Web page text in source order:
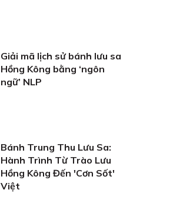
Giải mã lịch sử bánh lưu sa
Hồng Kông bằng ‘ngôn
ngữ’ NLP
Bánh Trung Thu Lưu Sa:
Hành Trình Từ Trào Lưu
Hồng Kông Đến 'Cơn Sốt'
Việt